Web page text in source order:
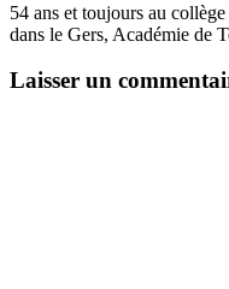
54 ans et toujours au
dans le Gers, Académie de
Laisser un